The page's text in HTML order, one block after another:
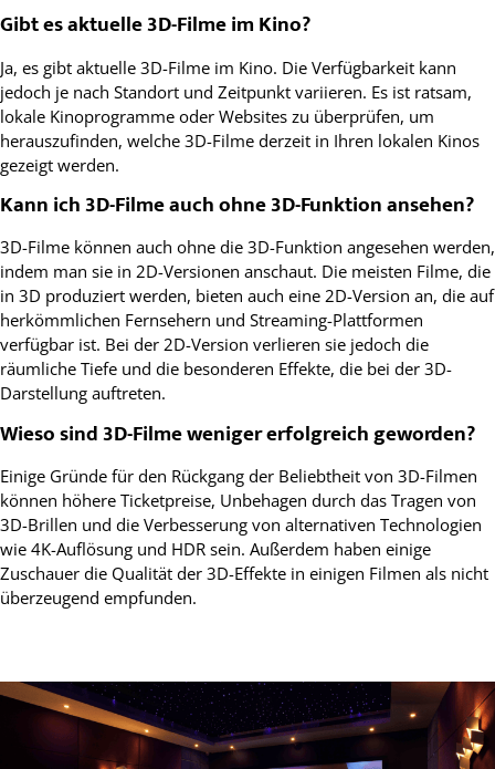
Gibt es aktuelle 3D-Filme im Kino?
Ja, es gibt aktuelle 3D-Filme im Kino. Die Verfügbarkeit kann
jedoch je nach Standort und Zeitpunkt variieren. Es ist ratsam,
lokale Kinoprogramme oder Websites zu überprüfen, um
herauszufinden, welche 3D-Filme derzeit in Ihren lokalen Kinos
gezeigt werden.
Kann ich 3D-Filme auch ohne 3D-Funktion ansehen?
3D-Filme können auch ohne die 3D-Funktion angesehen werden,
indem man sie in 2D-Versionen anschaut. Die meisten Filme, die
in 3D produziert werden, bieten auch eine 2D-Version an, die auf
herkömmlichen Fernsehern und Streaming-Plattformen
verfügbar ist. Bei der 2D-Version verlieren sie jedoch die
räumliche Tiefe und die besonderen Effekte, die bei der 3D-
Darstellung auftreten.
Wieso sind 3D-Filme weniger erfolgreich geworden?
Einige Gründe für den Rückgang der Beliebtheit von 3D-Filmen
können höhere Ticketpreise, Unbehagen durch das Tragen von
3D-Brillen und die Verbesserung von alternativen Technologien
wie 4K-Auflösung und HDR sein. Außerdem haben einige
Zuschauer die Qualität der 3D-Effekte in einigen Filmen als nicht
überzeugend empfunden.